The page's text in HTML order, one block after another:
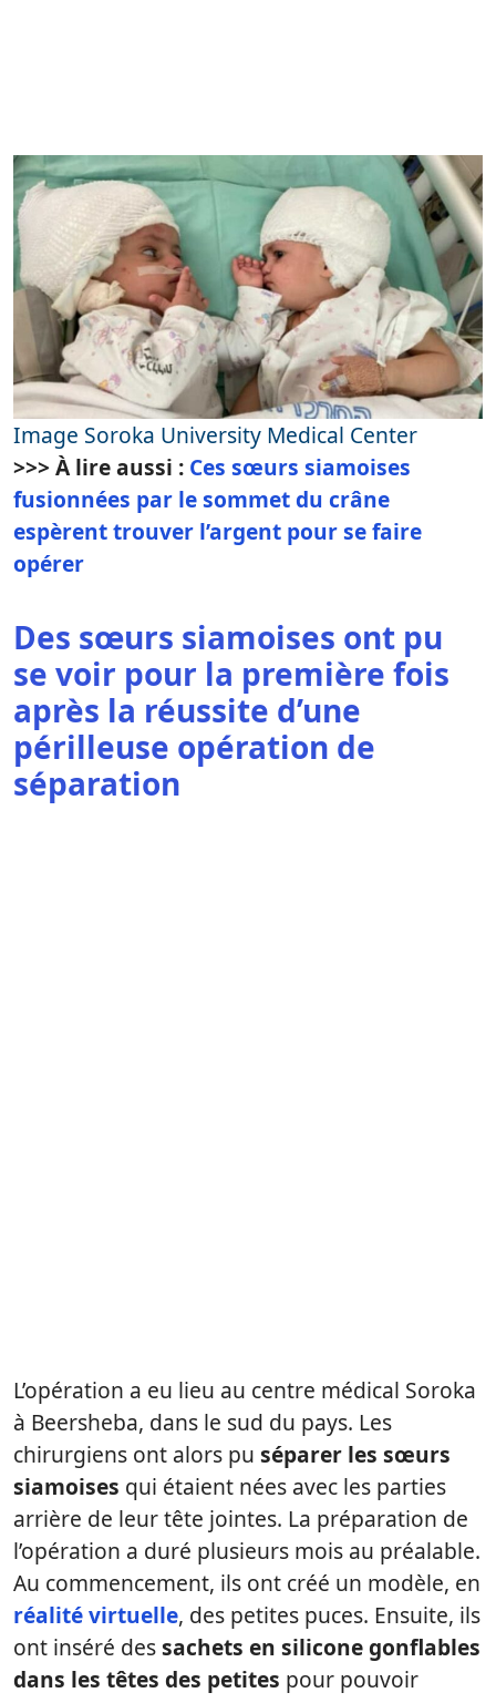
Image Soroka University Medical Center
>>> À lire aussi : Ces sœurs siamoises
fusionnées par le sommet du crâne
espèrent trouver l’argent pour se faire
opérer
Des sœurs siamoises ont pu
se voir pour la première fois
après la réussite d’une
périlleuse opération de
séparation
L’opération a eu lieu au centre médical Soroka
à Beersheba, dans le sud du pays. Les
chirurgiens ont alors pu séparer les sœurs
siamoises qui étaient nées avec les parties
arrière de leur tête jointes. La préparation de
l’opération a duré plusieurs mois au préalable.
Au commencement, ils ont créé un modèle, en
réalité virtuelle, des petites puces. Ensuite, ils
ont inséré dessachets en silicone gonflables
dans les têtes des petites pour pouvoir